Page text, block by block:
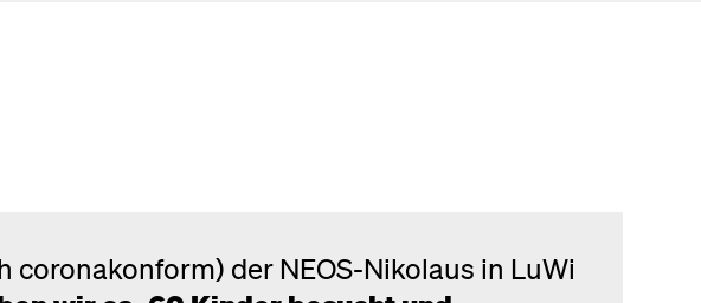
coronakonform) der NEOS-Nikolaus in LuWi